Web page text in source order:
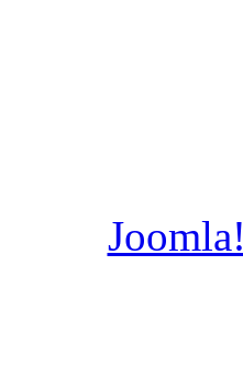
Joomla!